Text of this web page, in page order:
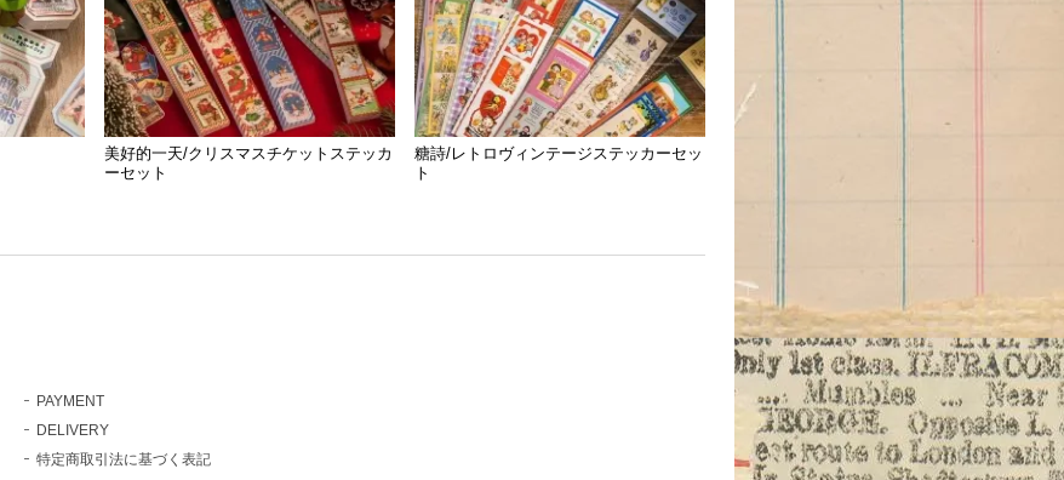
美好的一天/クリスマスチケットステッカ
ーセット
糖詩/レトロヴィンテージステッカーセッ
ト
PAYMENT
DELIVERY
特定商取引法に基づく表記